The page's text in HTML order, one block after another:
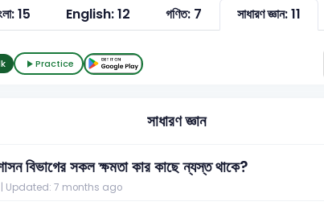
15 English: 12 গণিত: 7 সাধারণ জ্ঞান: 11
Practice
সাধারণ জ্ঞান
বিভাগের সকল ক্ষমতা কার কাছে ন্যস্ত থাকে?
Updated: 7 months ago